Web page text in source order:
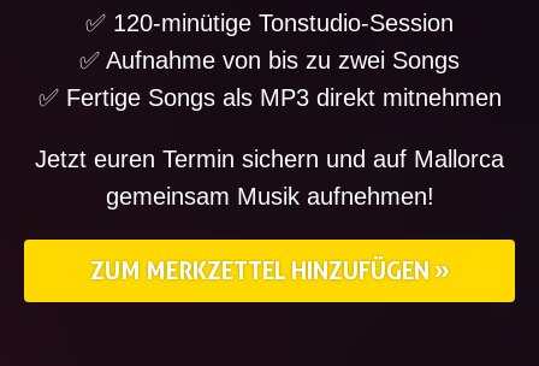
✅ 120-minütige Tonstudio-Session
✅ Aufnahme von bis zu zwei Songs
✅ Fertige Songs als MP3 direkt mitnehmen
Jetzt euren Termin sichern und auf Mallorca
gemeinsam Musik aufnehmen!
ZUM MERKZETTEL HINZUFÜGEN »